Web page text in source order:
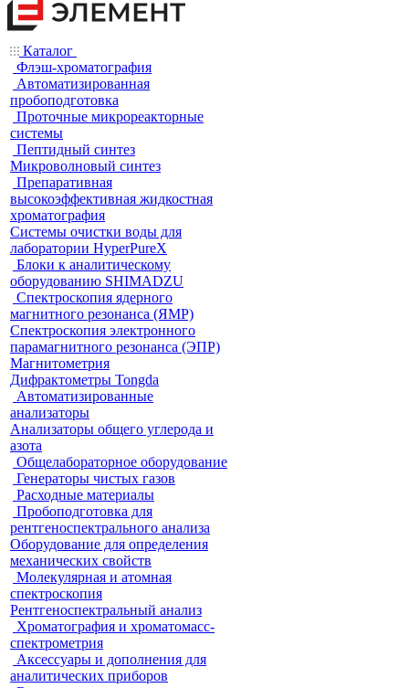
Каталог
Флэш-хроматография
Автоматизированная
пробоподготовка
Проточные микрореакторные
системы
Пептидный синтез
Микроволновый синтез
Препаративная
высокоэффективная жидкостная
хроматография
Системы очистки воды для
лаборатории HyperPureX
Блоки к аналитическому
оборудованию SHIMADZU
Спектроскопия ядерного
магнитного резонанса (ЯМР)
Спектроскопия электронного
парамагнитного резонанса (ЭПР)
Магнитометрия
Дифрактометры Tongda
Автоматизированные
анализаторы
Анализаторы общего углерода и
азота
Общелабораторное оборудование
Генераторы чистых газов
Расходные материалы
Пробоподготовка для
рентгеноспектрального анализа
Оборудование для определения
механических свойств
Молекулярная и атомная
спектроскопия
Рентгеноспектральный анализ
Хроматография и хроматомасс-
спектрометрия
Аксессуары и дополнения для
аналитических приборов